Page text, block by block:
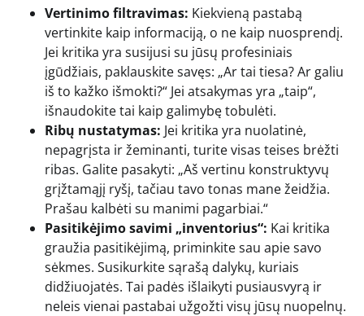
Vertinimo filtravimas: Kiekvieną pastabą
vertinkite kaip informaciją, o ne kaip nuosprendį.
Jei kritika yra susijusi su jūsų profesiniais
įgūdžiais, paklauskite savęs: „Ar tai tiesa? Ar galiu
iš to kažko išmokti?“ Jei atsakymas yra „taip“,
išnaudokite tai kaip galimybę tobulėti.
Ribų nustatymas: Jei kritika yra nuolatinė,
nepagrįsta ir žeminanti, turite visas teises brėžti
ribas. Galite pasakyti: „Aš vertinu konstruktyvų
grįžtamąjį ryšį, tačiau tavo tonas mane žeidžia.
Prašau kalbėti su manimi pagarbiai.“
Pasitikėjimo savimi „inventorius“: Kai kritika
graužia pasitikėjimą, priminkite sau apie savo
sėkmes. Susikurkite sąrašą dalykų, kuriais
didžiuojatės. Tai padės išlaikyti pusiausvyrą ir
neleis vienai pastabai užgožti visų jūsų nuopelnų.